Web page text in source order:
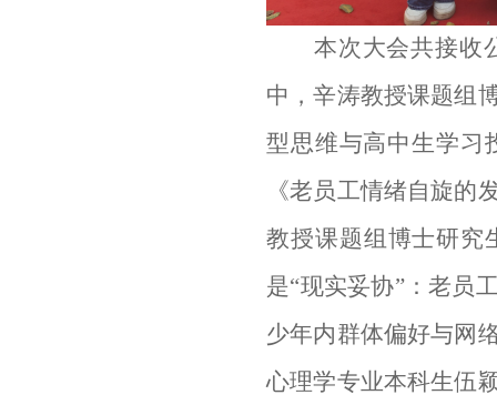
本次大会共接收
中，辛涛教授课题组
型思维与高中生学习
《老员工情绪自旋的
教授课题组博士研究
是“现实妥协”：老员
少年内群体偏好与网
心理学专业本科生伍